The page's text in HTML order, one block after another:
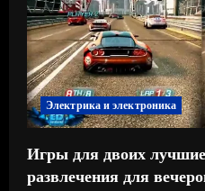
Электрика и электроника
Игры для двоих
развлечения для